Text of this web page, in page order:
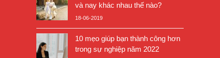
và nay khác nhau thế nào?
18-06-2019
10 mẹo giúp bạn thành công hơn
trong sự nghiệp năm 2022